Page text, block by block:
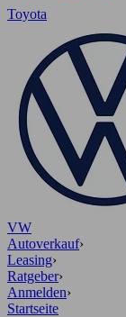
Toyota
VW
Autoverkauf›
Leasing›
Ratgeber›
Anmelden›
Startseite